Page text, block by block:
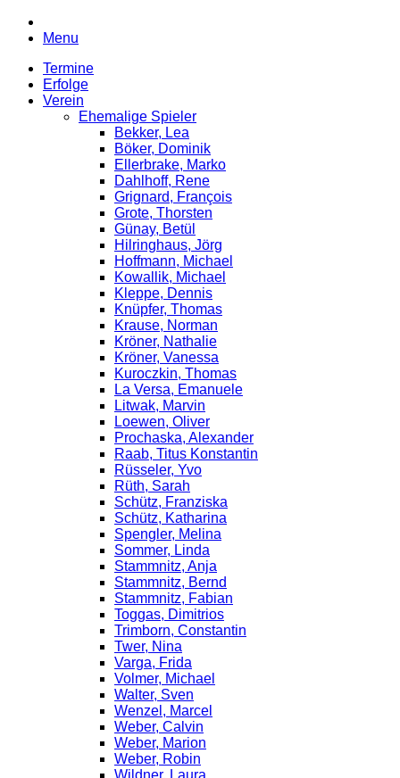
Menu
Termine
Erfolge
Verein
Ehemalige Spieler
Bekker, Lea
Böker, Dominik
Ellerbrake, Marko
Dahlhoff, Rene
Grignard, François
Grote, Thorsten
Günay, Betül
Hilringhaus, Jörg
Hoffmann, Michael
Kowallik, Michael
Kleppe, Dennis
Knüpfer, Thomas
Krause, Norman
Kröner, Nathalie
Kröner, Vanessa
Kuroczkin, Thomas
La Versa, Emanuele
Litwak, Marvin
Loewen, Oliver
Prochaska, Alexander
Raab, Titus Konstantin
Rüsseler, Yvo
Rüth, Sarah
Schütz, Franziska
Schütz, Katharina
Spengler, Melina
Sommer, Linda
Stammnitz, Anja
Stammnitz, Bernd
Stammnitz, Fabian
Toggas, Dimitrios
Trimborn, Constantin
Twer, Nina
Varga, Frida
Volmer, Michael
Walter, Sven
Wenzel, Marcel
Weber, Calvin
Weber, Marion
Weber, Robin
Wildner, Laura